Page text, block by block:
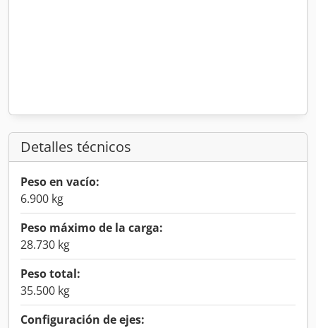
Detalles técnicos
Peso en vacío:
6.900 kg
Peso máximo de la carga:
28.730 kg
Peso total:
35.500 kg
Configuración de ejes: